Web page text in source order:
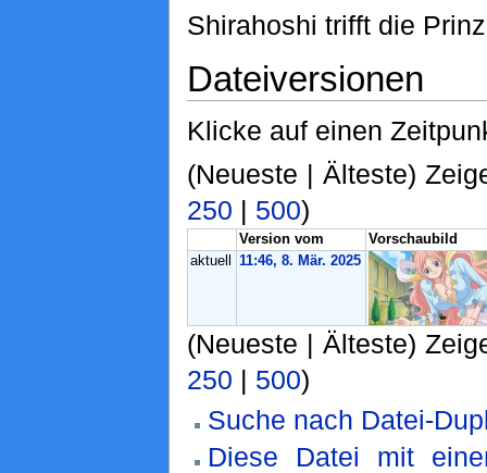
Shirahoshi trifft die
Dateiversionen
Klicke auf einen
(Neueste | Älteste)
250 | 500)
Version vom
Vorschaubild
aktuell
11:46, 8. Mär. 2025
(Neueste | Älteste)
250 | 500)
Suche nach Datei-
Diese Datei mit